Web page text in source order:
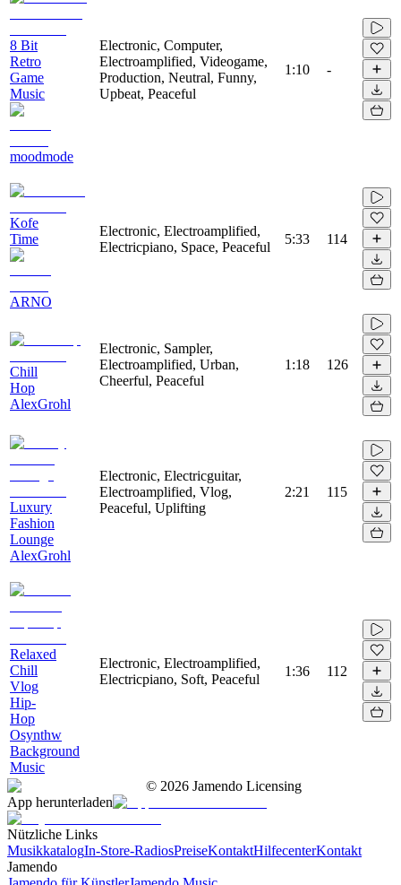
8 Bit
Retro
Game
Music
moodmode
Electronic, Computer,
Electroamplified, Videogame,
Production, Neutral, Funny,
Upbeat, Peaceful
1:10 -
Kofe
Time
ARNO
Electronic, Electroamplified,
Electricpiano, Space, Peaceful
5:33 114
Chill
Hop
AlexGrohl
Electronic, Sampler,
Electroamplified, Urban,
Cheerful, Peaceful
1:18 126
Luxury
Fashion
Lounge
AlexGrohl
Electronic, Electricguitar,
Electroamplified, Vlog,
Peaceful, Uplifting
2:21 115
Relaxed
Chill
Vlog
Hip-
Hop
Osynthw
Background
Music
Electronic, Electroamplified,
Electricpiano, Soft, Peaceful
1:36 112
© 2026 Jamendo Licensing
App herunterladen
Nützliche Links
MusikkatalogIn-Store-RadiosPreiseKontaktHilfecenterKontakt
Jamendo